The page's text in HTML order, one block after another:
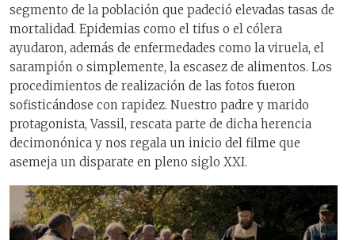
segmento de la población que padeció elevadas tasas de
mortalidad. Epidemias como el tifus o el cólera
ayudaron, además de enfermedades como la viruela, el
sarampión o simplemente, la escasez de alimentos. Los
procedimientos de realización de las fotos fueron
sofisticándose con rapidez. Nuestro padre y marido
protagonista, Vassil, rescata parte de dicha herencia
decimonónica y nos regala un inicio del filme que
asemeja un disparate en pleno siglo XXI.